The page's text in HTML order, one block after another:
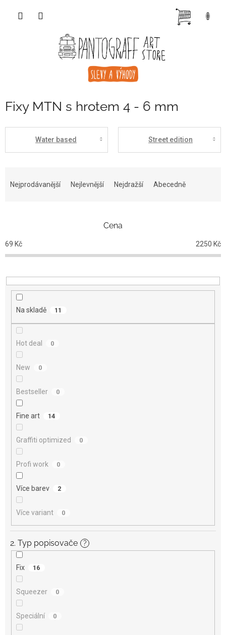
Fixy MTN s hrotem 4 - 6 mm
Water based Street edition
p
r
o
u
Nejprodávanější Nejlevnější Nejdražší Abecedně
Cena
69 Kč 2250 Kč
Na skladě 11
Hot deal 0
New 0
Bestseller 0
Fine art 14
Graffiti optimized 0
Profi work 0
Více barev 2
Více variant 0
2. Typ popisovače ?
Fix 16
Squeezer 0
Speciální 0